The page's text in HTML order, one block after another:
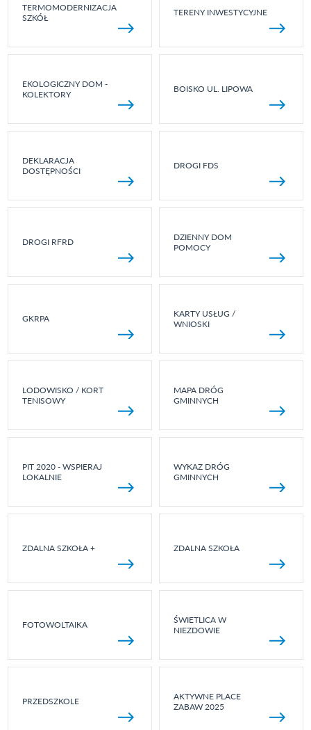
TERMOMODERNIZACJA
SZKÓŁ
TERENY INWESTYCYJNE
EKOLOGICZNY DOM -
KOLEKTORY
BOISKO UL. LIPOWA
DEKLARACJA
DOSTĘPNOŚCI
DROGI FDS
DROGI RFRD
DZIENNY DOM
POMOCY
GKRPA
KARTY USŁUG /
WNIOSKI
LODOWISKO / KORT
TENISOWY
MAPA DRÓG
GMINNYCH
PIT 2020 - WSPIERAJ
LOKALNIE
WYKAZ DRÓG
GMINNYCH
ZDALNA SZKOŁA + ZDALNA SZKOŁA
FOTOWOLTAIKA
ŚWIETLICA W
NIEZDOWIE
PRZEDSZKOLE
AKTYWNE PLACE
ZABAW 2025